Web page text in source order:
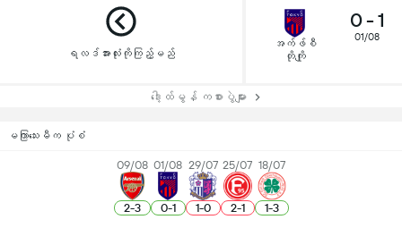
ရလဒ်အားလုံးကိုကြည့်မည်
အက်ဖ်စီ
တိုကျို
0- 1
01/08
ဒေါ့ထ်မွန် ကစားပွဲများ
မကြာသေးမီက ပုံစံ
09/08
2-3
01/08
0-1
29/07
1-0
25/07
2-1
18/07
1-3